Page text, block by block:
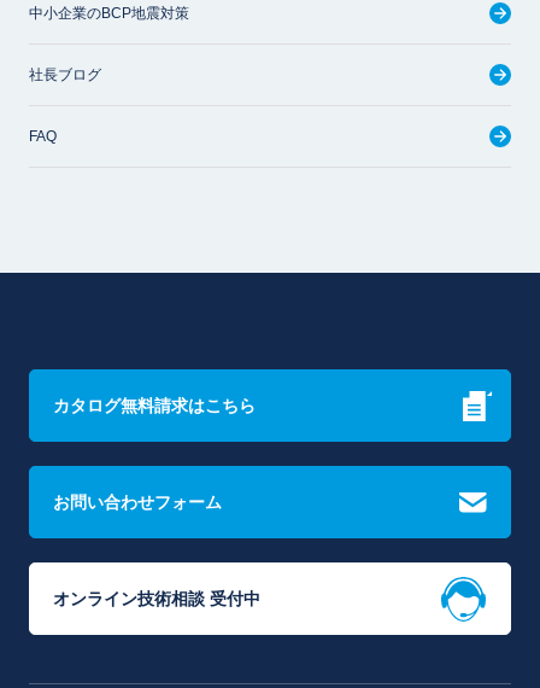
中小企業のBCP地震対策
社長ブログ
FAQ
カタログ無料請求はこちら
お問い合わせフォーム
オンライン技術相談 受付中